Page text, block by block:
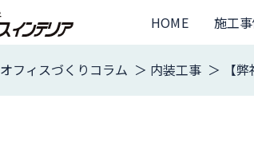
HOME 施工
オフィスづくりコラム 内装工事 【